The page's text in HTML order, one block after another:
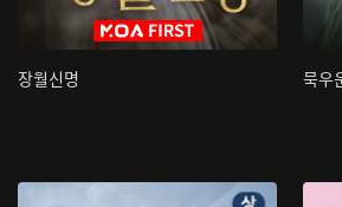
장월신명 묵우